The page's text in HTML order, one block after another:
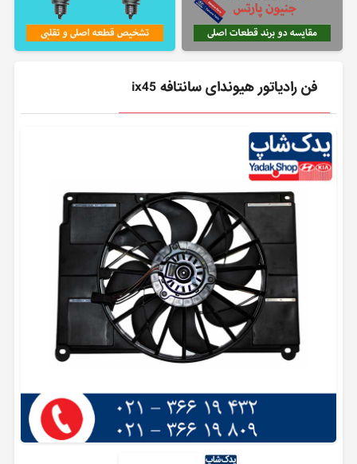
فن رادیاتور هیوندای سانتافه ix45